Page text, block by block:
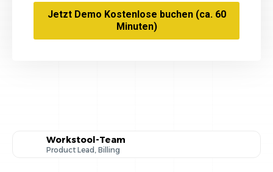
Jetzt Demo Kostenlose buchen (ca. 60
Minuten)
Workstool-Team
Product Lead, Billing